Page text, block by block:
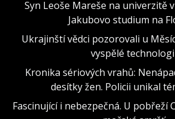
Syn Leoše Mareše na univerzitě
Jakubovo studium na
Ukrajinští vědci pozorovali u
vyspělé
Kronika sériových vrahů:
desítky žen. Policii unikal
Fascinující i nebezpečná. U pobřeží